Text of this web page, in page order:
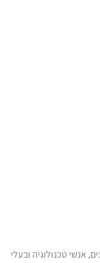
אנשי טכנולוגיה ובעלי